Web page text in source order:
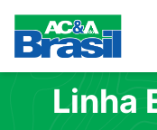
Linha